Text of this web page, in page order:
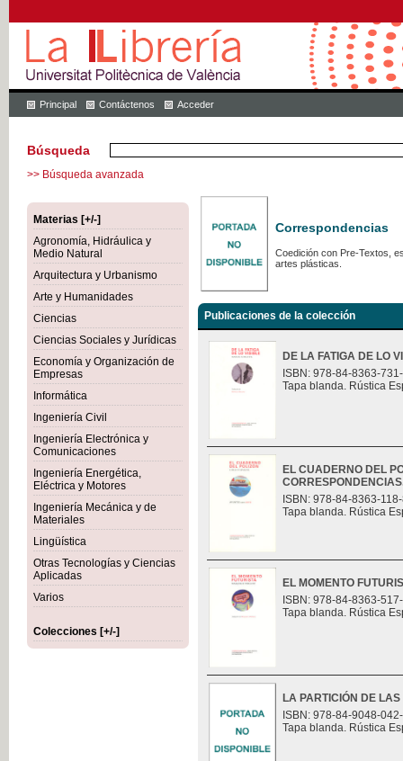
Principal Contáctenos Acceder
Búsqueda
>> Búsqueda avanzada
Materias [+/-]
Agronomía, Hidráulica y
Medio Natural
Arquitectura y Urbanismo
Arte y Humanidades
Ciencias
Ciencias Sociales y Jurídicas
Economía y Organización de
Empresas
Informática
Ingeniería Civil
Ingeniería Electrónica y
Comunicaciones
Ingeniería Energética,
Eléctrica y Motores
Ingeniería Mecánica y de
Materiales
Lingüística
Otras Tecnologías y Ciencias
Aplicadas
Varios
Colecciones [+/-]
Correspondencias
Coedición con Pre-Textos,
artes plásticas.
Publicaciones de la colección
DE LA FATIGA DE LO
ISBN: 978-84-8363-
Tapa blanda. Rústica
EL CUADERNO DEL
ISBN: 978-84-8363-
Tapa blanda. Rústica
EL MOMENTO
ISBN: 978-84-8363-
Tapa blanda. Rústica
LA PARTICIÓN DE
ISBN: 978-84-9048-
Tapa blanda. Rústica